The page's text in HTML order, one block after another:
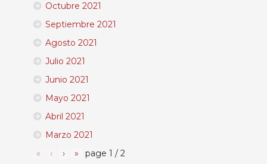
Octubre 2021
Septiembre 2021
Agosto 2021
Julio 2021
Junio 2021
Mayo 2021
Abril 2021
Marzo 2021
«
‹ › » page 1 / 2